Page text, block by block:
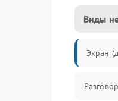
Виды
Экран